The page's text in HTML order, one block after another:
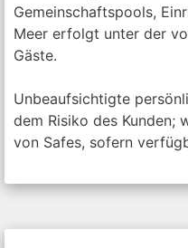
Gemeinschaftspools,
Meer erfolgt unter der
Gäste.
Unbeaufsichtigte
dem Risiko des Kunden;
von Safes, sofern